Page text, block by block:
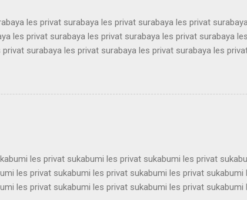
les privat surabaya les privat surabaya les privat
les privat surabaya les privat surabaya les privat surabaya
surabaya les privat surabaya les privat surabaya les
privat surabaya les privat surabaya les privat surabaya les
surabaya les privat surabaya les privat surabaya les
surabaya les privat surabaya les privat surabaya les
surabaya les privat surabaya les privat surabaya les privat
les privat sukabumi les privat sukabumi les privat
les privat sukabumi les privat sukabumi les privat sukabumi
les privat sukabumi les privat sukabumi les privat sukabumi